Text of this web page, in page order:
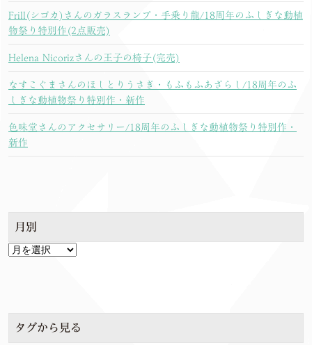
Frill(シゴカ)さんのガラスランプ・手乗り龍/18周年のふしぎな動植
物祭り特別作(2点販売)
Helena Nicorizさんの王子の椅子(完売)
なすこぐまさんのほしとりうさぎ・もふもふあざらし/18周年のふ
しぎな動植物祭り特別作・新作
色味堂さんのアクセサリー/18周年のふしぎな動植物祭り特別作・
新作
月別
月
タグから見る